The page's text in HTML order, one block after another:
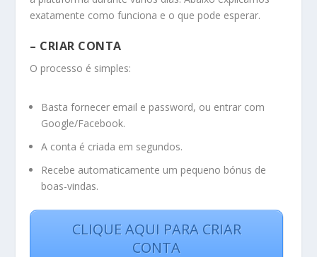
exatamente como funciona e o que pode esperar.
– CRIAR CONTA
O processo é simples:
Basta fornecer email e password, ou entrar com
Google/Facebook.
A conta é criada em segundos.
Recebe automaticamente um pequeno bónus de
boas-vindas.
CLIQUE AQUI PARA CRIAR
CONTA